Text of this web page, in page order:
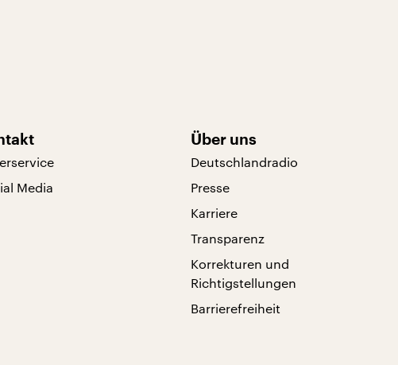
Media
Über uns
Deutschlandradio
Presse
Karriere
Transparenz
Korrekturen und
Richtigstellungen
Barrierefreiheit